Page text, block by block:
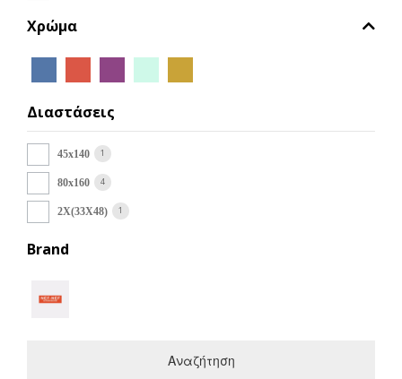
Χρώμα
Διαστάσεις
45x140 1
80x160 4
2X(33X48) 1
Brand
Αναζήτηση